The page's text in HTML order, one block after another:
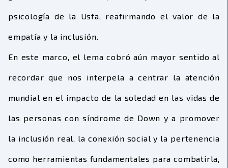
psicología de la Usfa, reafirmando el valor de la
empatía y la inclusión.
En este marco, el lema cobró aún mayor sentido al
recordar que nos interpela a centrar la atención
mundial en el impacto de la soledad en las vidas de
las personas con síndrome de Down y a promover
la inclusión real, la conexión social y la pertenencia
como herramientas fundamentales para combatirla,